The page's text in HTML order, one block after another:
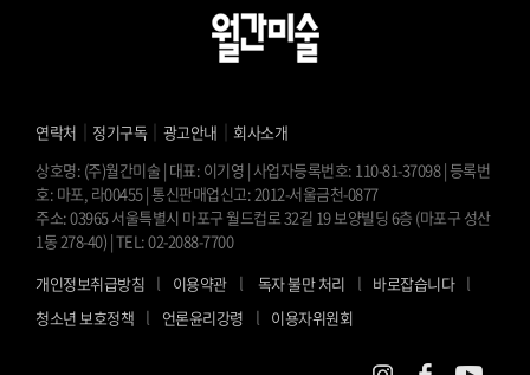
연락처 ｜ 정기구독 ｜ 광고안내 ｜ 회사소개
상호명: (주)월간미술 | 대표: 이기영 | 사업자등록번호: 110-81-37098 | 등록번
호: 마포, 라00455 | 통신판매업신고: 2012-서울금천-0877
주소: 03965 서울특별시 마포구 월드컵로 32길 19 보양빌딩 6층 (마포구 성산
1동 278-40) | TEL: 02-2088-7700
개인정보취급방침 l 이용약관 l 독자 불만 처리 l 바로잡습니다 l
청소년 보호정책 l 언론윤리강령 l 이용자위원회